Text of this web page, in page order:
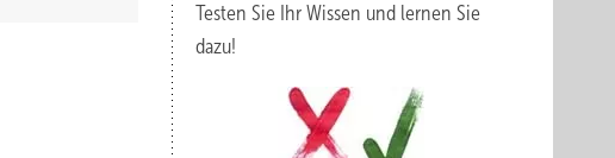
Testen Sie Ihr Wissen und lernen Sie
dazu!